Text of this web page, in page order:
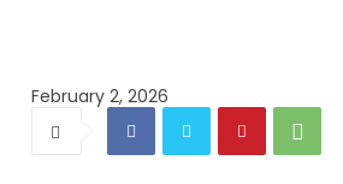
February 2, 2026